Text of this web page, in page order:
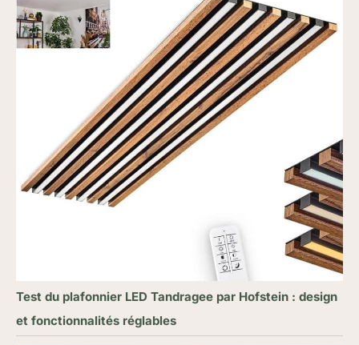
Test du plafonnier LED Tandragee par Hofstein : design
et fonctionnalités réglables